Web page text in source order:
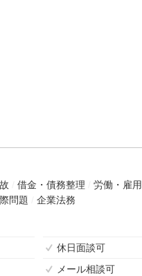
借金・債務整理 労働・雇用
問題 企業法務
休日面談可
メール相談可